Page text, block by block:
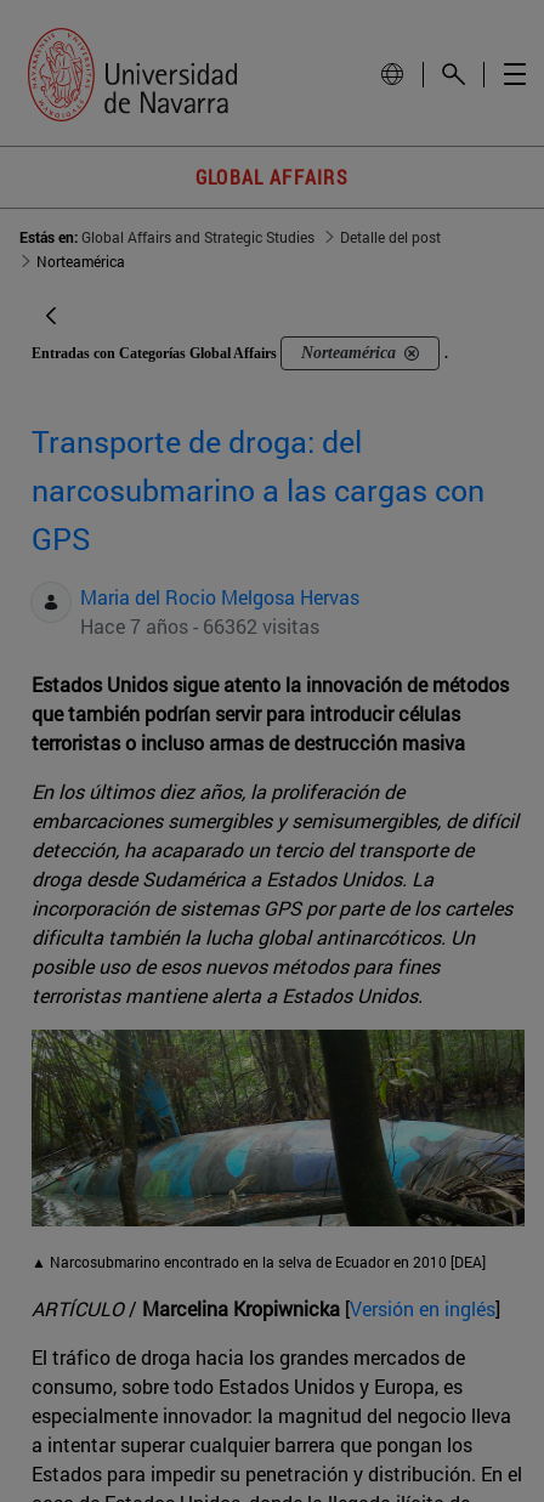
GLOBAL AFFAIRS
Estás en:Global Affairs and Strategic Studies
Detalle del post
Norteamérica
Entradas con Categorías Global Affairs Norteamérica .
Transporte de droga: del
narcosubmarino a las cargas con
GPS
Maria del Rocio Melgosa Hervas
Hace 7 años - 66362 visitas
Estados Unidos sigue atento la innovación de métodos
que también podrían servir para introducir células
terroristas o incluso armas de destrucción masiva
En los últimos diez años, la proliferación de
embarcaciones sumergibles y semisumergibles, de difícil
detección, ha acaparado un tercio del transporte de
droga desde Sudamérica a Estados Unidos. La
incorporación de sistemas GPS por parte de los carteles
dificulta también la lucha global antinarcóticos. Un
posible uso de esos nuevos métodos para fines
terroristas mantiene alerta a Estados Unidos.
▲ Narcosubmarino encontrado en la selva de Ecuador en 2010 [DEA]
ARTÍCULO/ Marcelina Kropiwnicka [Versión en inglés]
El tráfico de droga hacia los grandes mercados de
consumo, sobre todo Estados Unidos y Europa, es
especialmente innovador: la magnitud del negocio lleva
a intentar superar cualquier barrera que pongan los
Estados para impedir su penetración y distribución. En el